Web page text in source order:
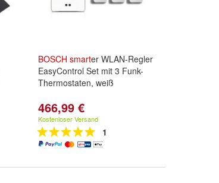
BOSCH smarter WLAN-Regler
EasyControl Set mit 3 Funk-
Thermostaten, weiß
466,99 €
Kostenloser Versand
1